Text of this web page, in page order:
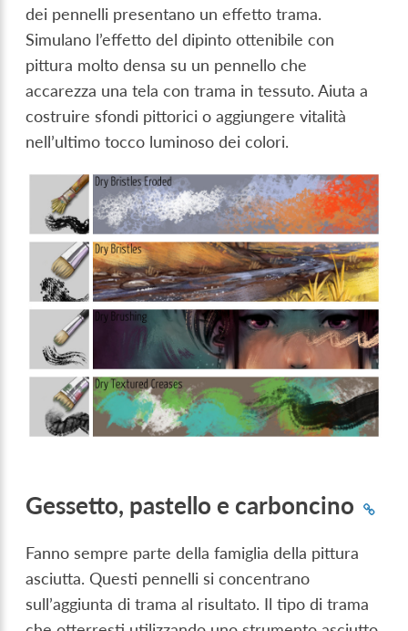
dei pennelli presentano un effetto trama.
Simulano l’effetto del dipinto ottenibile con
pittura molto densa su un pennello che
accarezza una tela con trama in tessuto. Aiuta a
costruire sfondi pittorici o aggiungere vitalità
nell’ultimo tocco luminoso dei colori.
Gessetto, pastello e carboncino
Fanno sempre parte della famiglia della pittura
asciutta. Questi pennelli si concentrano
sull’aggiunta di trama al risultato. Il tipo di trama